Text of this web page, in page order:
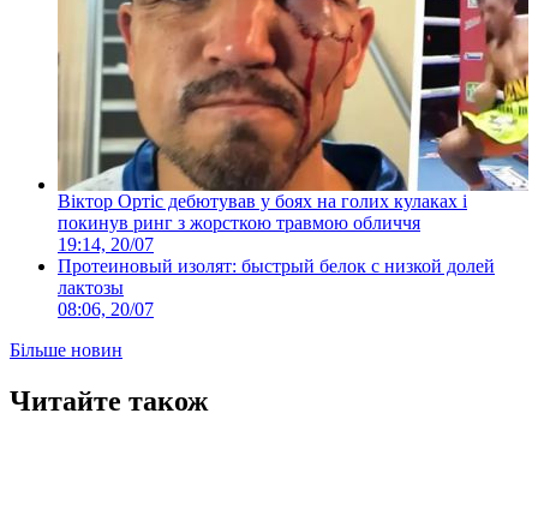
Віктор Ортіс дебютував у боях на голих кулаках і
покинув ринг з жорсткою травмою обличчя
19:14, 20/07
Протеиновый изолят: быстрый белок с низкой долей
лактозы
08:06, 20/07
Більше новин
Читайте також